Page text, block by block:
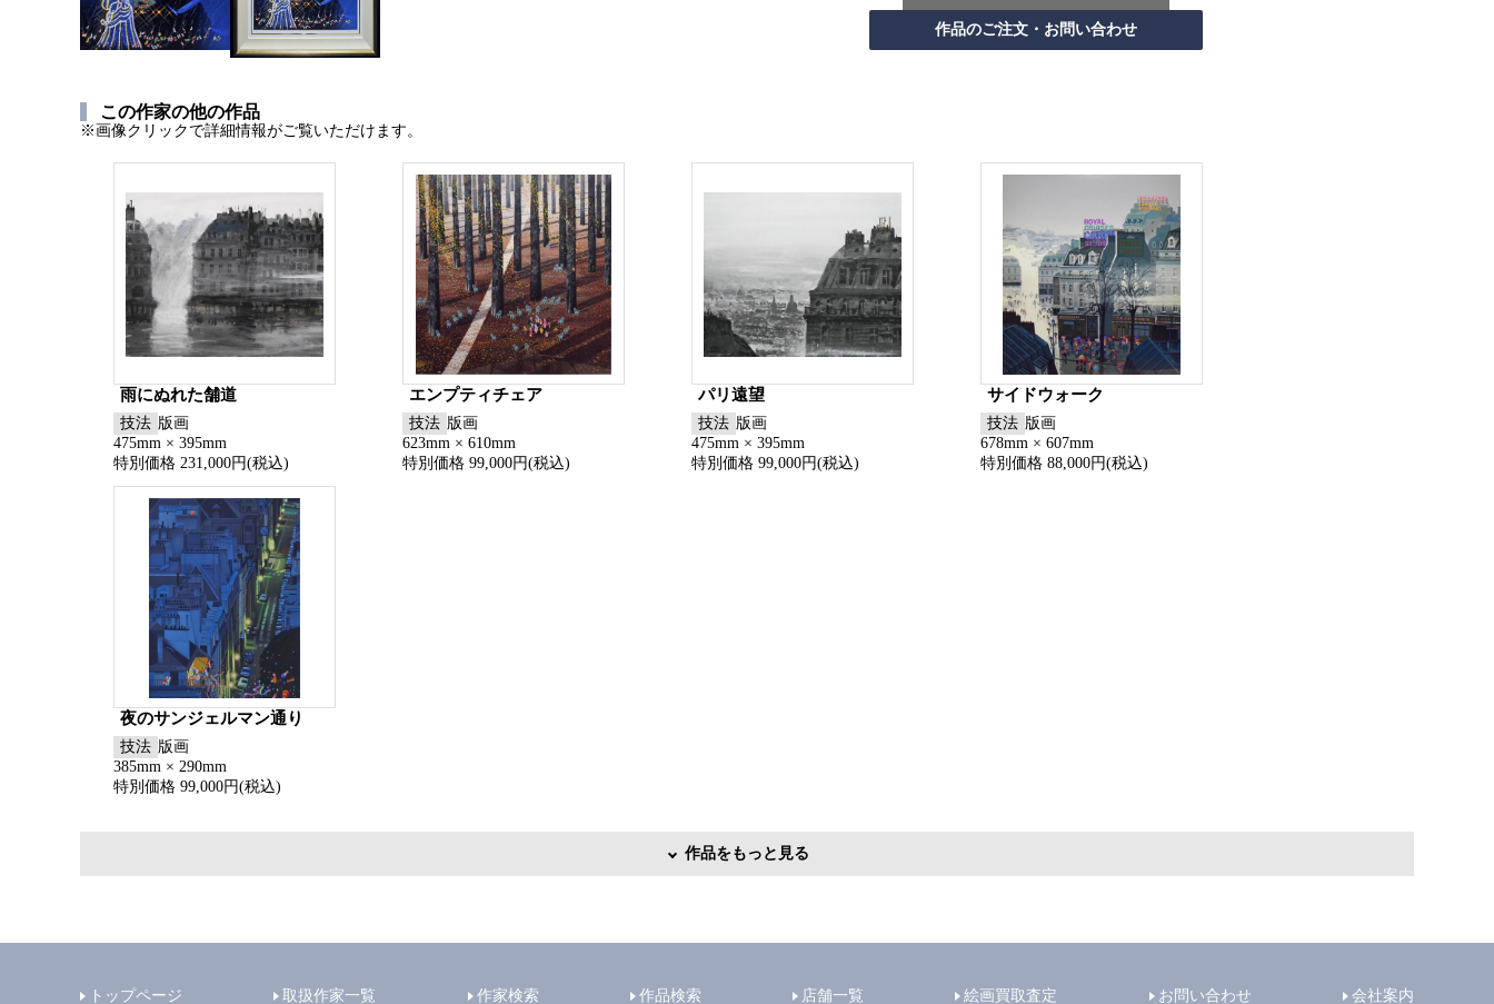
この作家の他の作品
※画像クリックで詳細情報がご覧いただけます。
雨にぬれた舗道
技法 版画
475mm × 395mm
特別価格 231,000円(税込)
エンプティチェア
技法 版画
623mm × 610mm
特別価格 99,000円(税込)
パリ遠望
技法 版画
475mm × 395mm
特別価格 99,000円(税込)
サイドウォーク
技法 版画
678mm × 607mm
特別価格 88,000円(税込)
夜のサンジェルマン通り
技法 版画
385mm × 290mm
特別価格 99,000円(税込)
作品をもっと見る
トップページ 取扱作家一覧 作家検索 作品検索 店舗一覧 絵画買取査定 お問い合わせ 会社案内